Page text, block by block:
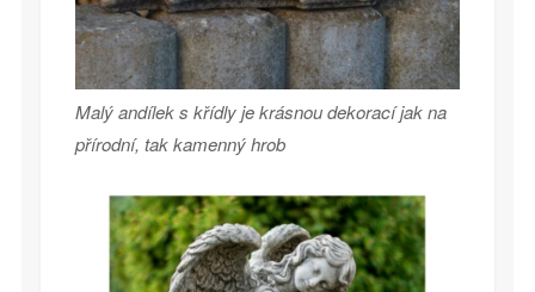
Malý andílek s křídly je krásnou dekorací jak na
přírodní, tak kamenný hrob